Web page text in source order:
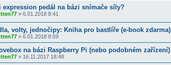
expression pedál na bázi snímače síly?
» 6.01.2018 8:41
volty, jednočipy: Kniha pro bastlíře (e-book zdarma)
» 6.01.2018 8:59
na bázi Raspberry Pi (nebo podobném zařízení)
» 16.11.2017 18:48